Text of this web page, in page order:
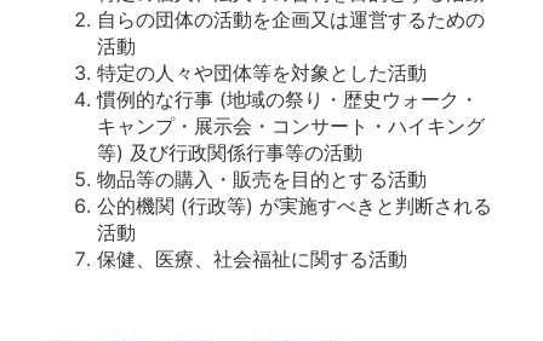
自らの団体の活動を企画又は運営するための
活動
特定の人々や団体等を対象とした活動
慣例的な行事 (地域の祭り・歴史ウォーク・
キャンプ・展示会・コンサート・ハイキング
等) 及び行政関係行事等の活動
物品等の購入・販売を目的とする活動
公的機関 (行政等) が実施すべきと判断される
活動
保健、医療、社会福祉に関する活動